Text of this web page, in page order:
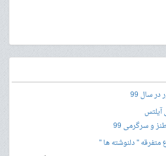
سال 99
و سرگرمی 99
" دلنوشته ها "